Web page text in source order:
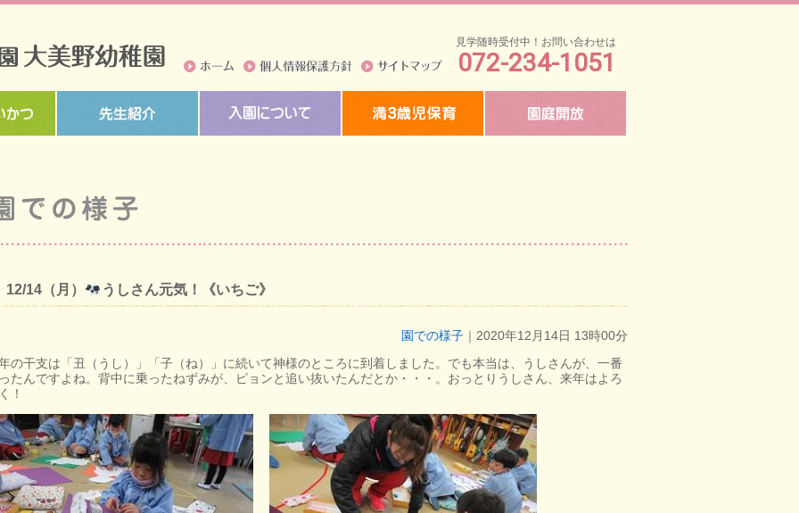
見学随時受付中！お問い合わせは
072-234-1051
12/14（月） うしさん元気！《いちご》
園での様子 ｜2020年12月14日 13時00分
の干支は「丑（うし）」「子（ね）」に続いて神様のところに到着しました。でも本当は、うしさんが、一番
たんですよね。背中に乗ったねずみが、ピョンと追い抜いたんだとか・・・。おっとりうしさん、来年はよろ
！